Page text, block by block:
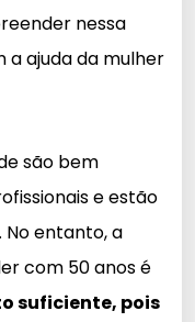
nessa
a ajuda da mulher
são bem
e estão
entanto, a
com 50 anos é
suficiente, pois